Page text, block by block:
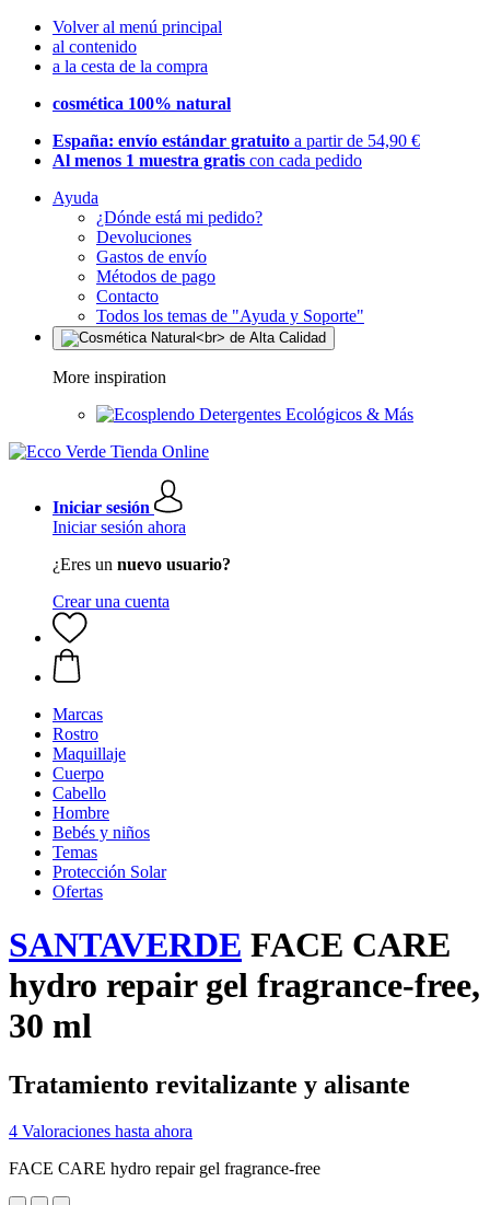
Volver al menú principal
al contenido
a la cesta de la compra
cosmética 100% natural
España: envío estándar gratuito a partir de 54,90 €
Al menos 1 muestra gratis con cada pedido
Ayuda
¿Dónde está mi pedido?
Devoluciones
Gastos de envío
Métodos de pago
Contacto
Todos los temas de "Ayuda y Soporte"
More inspiration
Detergentes Ecológicos & Más
Iniciar sesión
Iniciar sesión ahora
¿Eres un nuevo usuario?
Crear una cuenta
Marcas
Rostro
Maquillaje
Cuerpo
Cabello
Hombre
Bebés y niños
Temas
Protección Solar
Ofertas
SANTAVERDE FACE CARE
hydro repair gel fragrance-free,
30 ml
Tratamiento revitalizante y alisante
4 Valoraciones hasta ahora
FACE CARE hydro repair gel fragrance-free